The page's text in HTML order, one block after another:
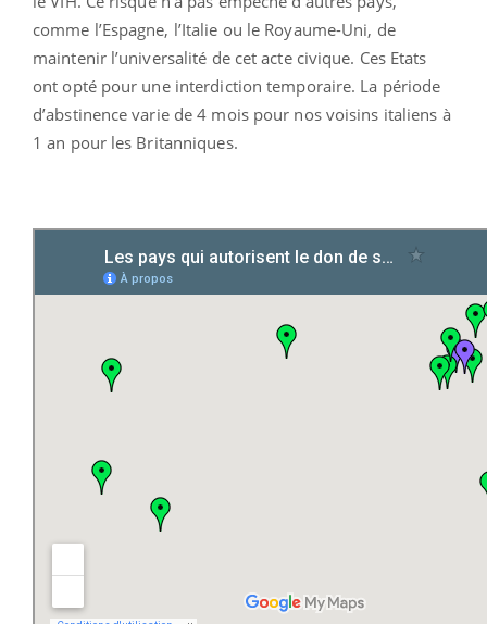
comme l’Espagne, l’Italie ou le Royaume-Uni, de
maintenir l’universalité de cet acte civique. Ces Etats
ont opté pour une interdiction temporaire. La période
d’abstinence varie de 4 mois pour nos voisins italiens à
1 an pour les Britanniques.